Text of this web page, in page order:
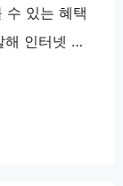
수 있는 혜택
해 인터넷 …